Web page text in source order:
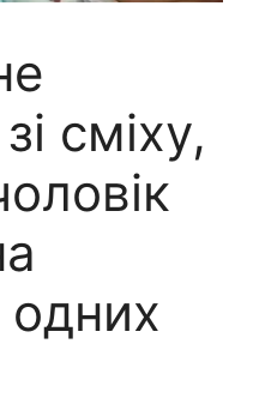
сміху,
одних